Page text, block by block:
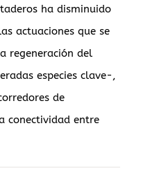
ha disminuido
actuaciones que se
regeneración del
especies clave-,
de
conectividad entre